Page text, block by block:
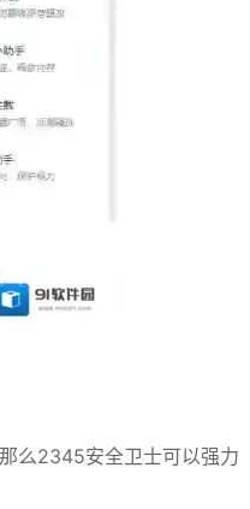
么2345安全卫士可以强力